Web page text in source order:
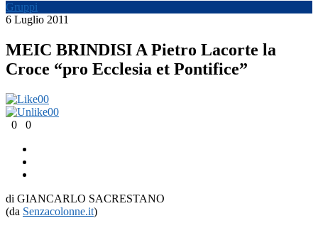
Gruppi
6 Luglio 2011
MEIC BRINDISI A Pietro Lacorte la
Croce “pro Ecclesia et Pontifice”
00
00
0
0
di GIANCARLO SACRESTANO
(da Senzacolonne.it)